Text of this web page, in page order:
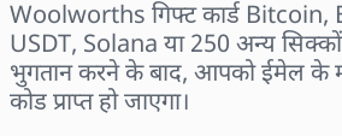
Woolworths गिफ्ट कार्ड
USDT, Solana या 250 अन्य
भुगतान करने के बाद, आपको ईमेल के
कोड प्राप्त हो जाएगा।